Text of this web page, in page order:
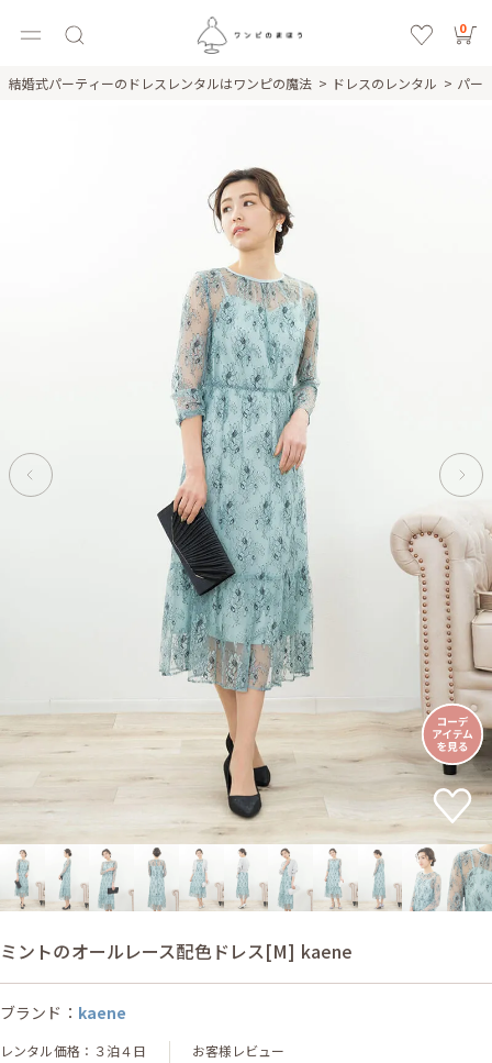
0
結婚式パーティーのドレスレンタルはワンピの魔法 ドレスのレンタル パー
ミントのオールレース配色ドレス[M] kaene
ブランド： kaene
レンタル価格：３泊４日 お客様レビュー